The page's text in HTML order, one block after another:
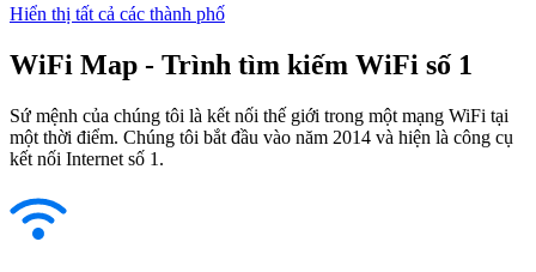
Hiển thị tất cả các thành phố
WiFi Map - Trình tìm kiếm WiFi số 1
Sứ mệnh của chúng tôi là kết nối thế giới trong một mạng WiFi tại
một thời điểm. Chúng tôi bắt đầu vào năm 2014 và hiện là công cụ
kết nối Internet số 1.